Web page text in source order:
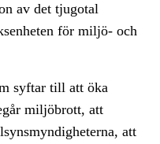
av det tjugotal
för miljö- och
syftar till att öka
miljöbrott, att
att